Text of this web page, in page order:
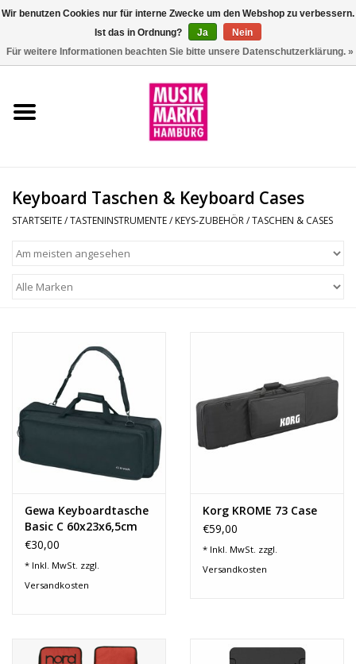
Aktion
Drums
Percussion
Recording
Lichttechnik
Traditionelle Instrumente
Signalprozessoren & Effekte
Sound Equipment
Keyboard Taschen & Keyboard Cases
STARTSEITE/TASTENINSTRUMENTE/ KEYS-ZUBEHÖR/TASCHEN & CASES
Gewa Keyboardtasche
Basic C 60x23x6,5cm
271.050
€30,00
* Inkl. MwSt. zzgl.
Versandkosten
Korg KROME 73 Case
€59,00
* Inkl. MwSt. zzgl.
Versandkosten
Wir benutzen Cookies nur für interne Zwecke um den Webshop zu verbessern.
Ist das in Ordnung?
Ja
Nein
Für weitere Informationen beachten Sie bitte unsere Datenschutzerklärung. »